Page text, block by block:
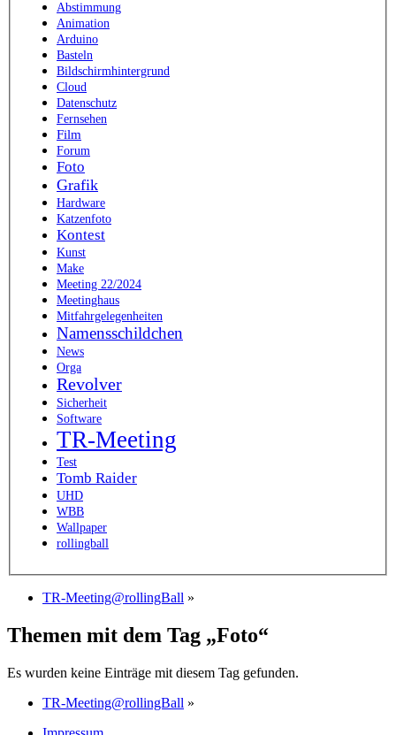
Abstimmung
Animation
Arduino
Basteln
Bildschirmhintergrund
Cloud
Datenschutz
Fernsehen
Film
Forum
Foto
Grafik
Hardware
Katzenfoto
Kontest
Kunst
Make
Meeting 22/2024
Meetinghaus
Mitfahrgelegenheiten
Namensschildchen
News
Orga
Revolver
Sicherheit
Software
TR-Meeting
Test
Tomb Raider
UHD
WBB
Wallpaper
rollingball
TR-Meeting@rollingBall »
Themen mit dem Tag „Foto“
Es wurden keine Einträge mit diesem Tag gefunden.
TR-Meeting@rollingBall »